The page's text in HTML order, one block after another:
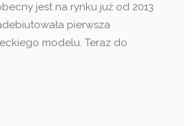
jest na rynku już od 2013
pierwsza
modelu. Teraz do